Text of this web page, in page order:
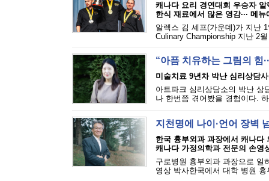
캐나다 요리 경연대회 우승자 알
한식 재료에서 많은 영감··· 메
알렉스 김 셰프(가운데)가 지난
Culinary Championship 지난 2
“아픔 치유하는 그림의 힘
미술치료 9년차 박난 심리상담
아트파크 심리상담소의 박난 상
나 한번쯤 겪어봤을 경험이다.
지천명에 나이·언어 장벽
한국 흉부외과 과장에서 캐나다
캐나다 가정의학과 전문의 손영
구로병원 흉부외과 과장으로 일
영상 박사한국에서 대학 병원